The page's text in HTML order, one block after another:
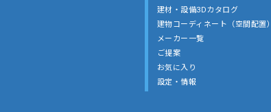
建材・設備3Dカタログ
建物コーディネート（空間配置）
メーカー一覧
ご提案
お気に入り
設定・情報